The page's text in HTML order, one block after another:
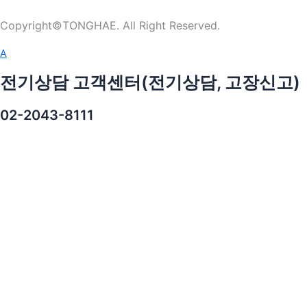
Copyright©TONGHAE. All Right Reserved.
A
전기상담 고객센터(전기상담, 고장신고)
02-2043-8111